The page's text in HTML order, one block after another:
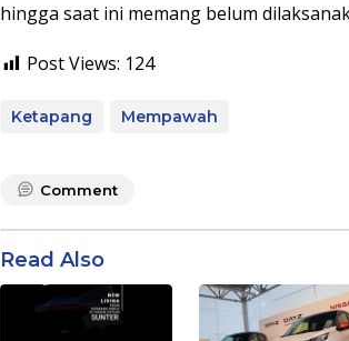
hingga saat ini memang belum
Post Views: 124
Ketapang Mempawah
Comment
Read Also